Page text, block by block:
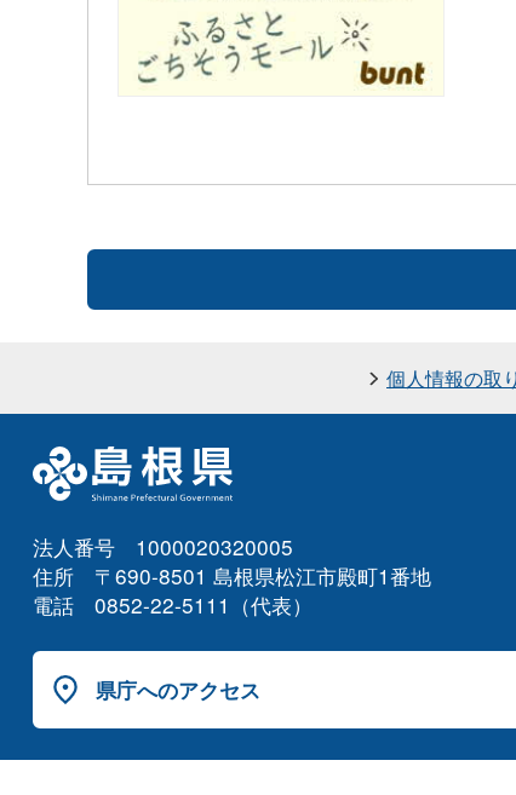
個人情報の取
法人番号 1000020320005
住所 〒690-8501 島根県松江市殿町1番地
電話 0852-22-5111（代表）
県庁へのアクセス